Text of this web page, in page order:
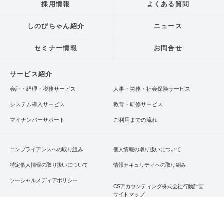
採用情報 よくある質問
しのびちゃん紹介 ニュース
セミナー情報 お問合せ
サービス紹介
会計・経理・税務サービス 人事・労務・社会保険サービス
システム導入サービス 教育・研修サービス
マイナンバーサポート ご利用までの流れ
コンプライアンスへの取り組み 個人情報の取り扱いについて
特定個人情報の取り扱いについて 情報セキュリティへの取り組み
ソーシャルメディアポリシー
CSアカウンティング株式会社行動計画
サイトマップ